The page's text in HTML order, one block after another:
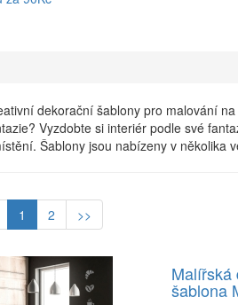
dekorační šablony pro malování
Vyzdobte si interiér podle své
Šablony jsou nabízeny v několika
1 2 >>
Malířská
šablona